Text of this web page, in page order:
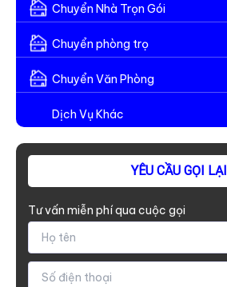
Chuyển Nhà Trọn Gói
Chuyển phòng trọ
Chuyển Văn Phòng
Dịch Vụ Khác
YÊU CẦU GỌI LẠI
Tư vấn miễn phí qua cuộc gọi